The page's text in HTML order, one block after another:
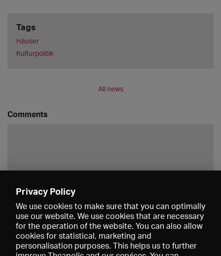
Tags
Häuser
Kulturpolitik
All news
Comments
Privacy Policy
We use cookies to make sure that you can optimally
use our website. We use cookies that are necessary
for the operation of the website. You can also allow
cookies for statistical, marketing and
personalisation purposes. This helps us to further